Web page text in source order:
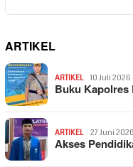
ARTIKEL
ARTIKEL 10 Juli 2026
Buku
ARTIKEL 27 Juni 2026
Akses